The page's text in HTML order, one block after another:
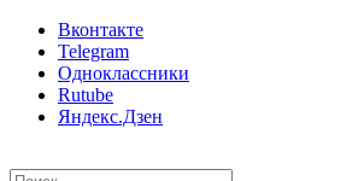
Вконтакте
Telegram
Одноклассники
Rutube
Яндекс.Дзен